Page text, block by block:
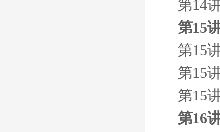
第14
第15
第15
第15
第15
第16